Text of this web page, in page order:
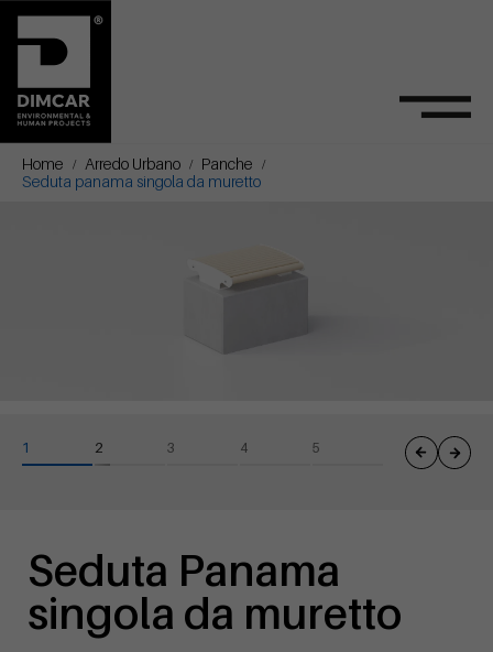
Home Arredo Urbano
Panche
Seduta panama singola da muretto
Seduta Panama
singola da muretto